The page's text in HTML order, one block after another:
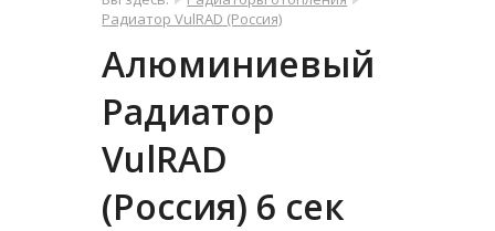
Радиатор VulRAD (Россия)
Алюминиевый
Радиатор
VulRAD
(Россия) 6 сек